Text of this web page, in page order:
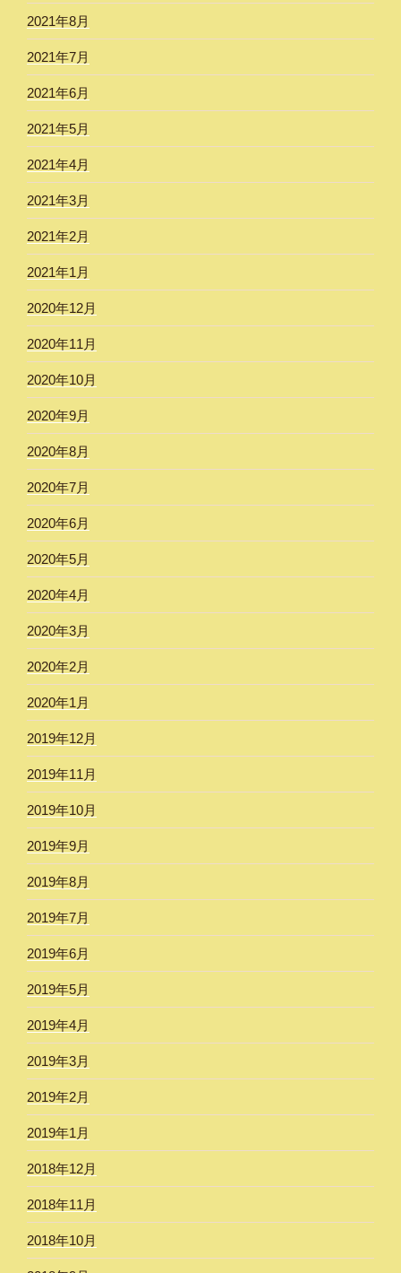
2021年8月
2021年7月
2021年6月
2021年5月
2021年4月
2021年3月
2021年2月
2021年1月
2020年12月
2020年11月
2020年10月
2020年9月
2020年8月
2020年7月
2020年6月
2020年5月
2020年4月
2020年3月
2020年2月
2020年1月
2019年12月
2019年11月
2019年10月
2019年9月
2019年8月
2019年7月
2019年6月
2019年5月
2019年4月
2019年3月
2019年2月
2019年1月
2018年12月
2018年11月
2018年10月